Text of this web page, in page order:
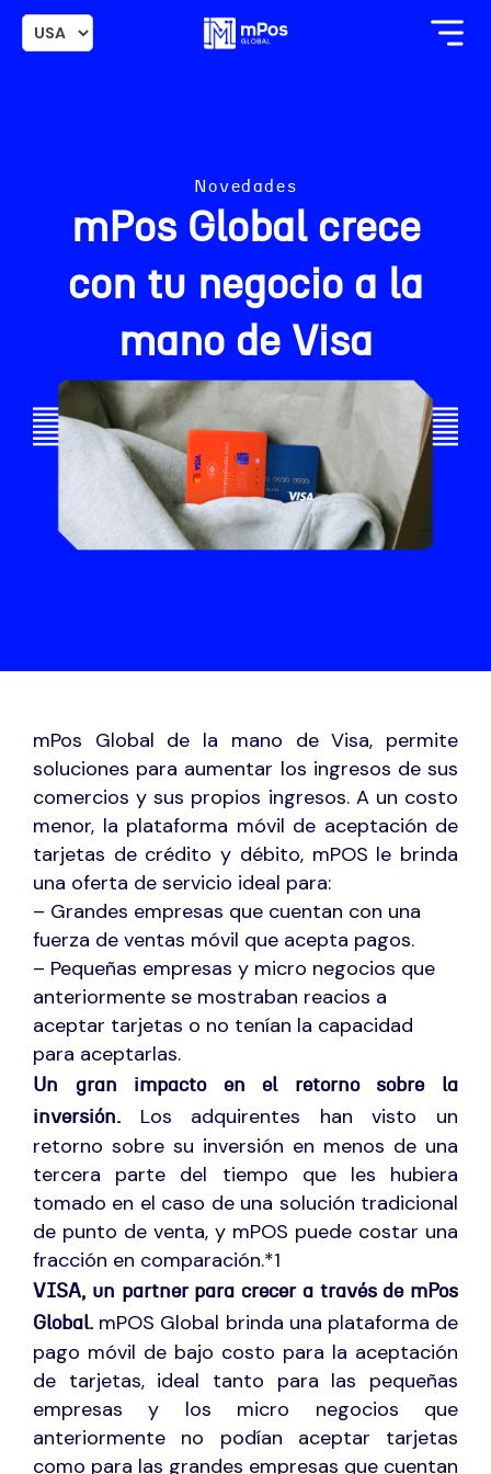
Novedades
mPos Global crece
con tu negocio a la
mano de Visa
mPos Global de la mano de Visa, permite
soluciones para aumentar los ingresos de sus
comercios y sus propios ingresos. A un costo
menor, la plataforma móvil de aceptación de
tarjetas de crédito y débito, mPOS le brinda
una oferta de servicio ideal para:
– Grandes empresas que cuentan con una
fuerza de ventas móvil que acepta pagos.
– Pequeñas empresas y micro negocios que
anteriormente se mostraban reacios a
aceptar tarjetas o no tenían la capacidad
para aceptarlas.
Un gran impacto en el retorno sobre la
inversión. Los adquirentes han visto un
retorno sobre su inversión en menos de una
tercera parte del tiempo que les hubiera
tomado en el caso de una solución tradicional
de punto de venta, y mPOS puede costar una
fracción en comparación.*1
VISA, un partner para crecer a través de mPos
Global. mPOS Global brinda una plataforma de
pago móvil de bajo costo para la aceptación
de tarjetas, ideal tanto para las pequeñas
empresas y los micro negocios que
anteriormente no podían aceptar tarjetas
como para las grandes empresas que cuentan